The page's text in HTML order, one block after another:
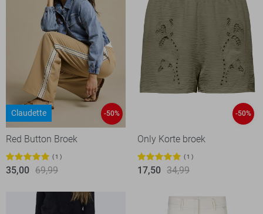
Claudette -50%
Red Button Broek
1
35,00 69,99
-50%
Only Korte broek
1
17,50 34,99